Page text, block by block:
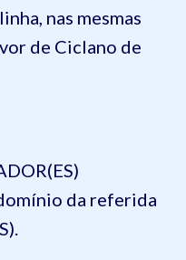
nas mesmas
de Ciclano de
da referida